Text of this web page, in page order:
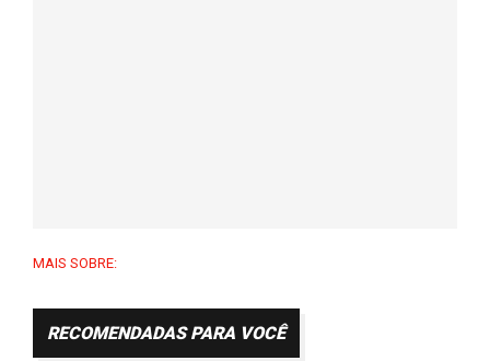
MAIS SOBRE:
RECOMENDADAS PARA VOCÊ